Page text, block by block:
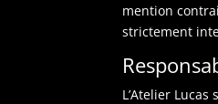
mention
strictement
L’Atelier